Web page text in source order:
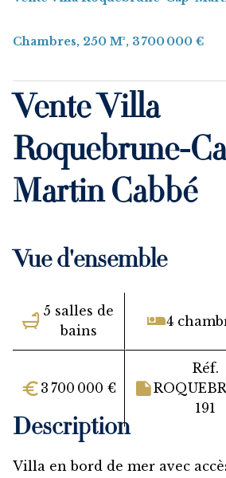
Chambres, 250 M², 3 700 000 €
Vente Villa
Roquebrune-
Martin Cabbé
Vue d'ensemble
5 salles de
bains
4
3 700 000 €
Réf.
191
Description
Villa en bord de mer avec